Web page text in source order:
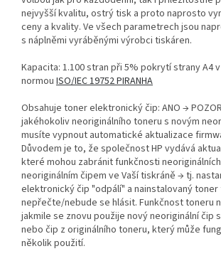
nejvyšší kvalitu, ostrý tisk a proto naprosto
ceny a kvality. Ve všech parametrech jsou
s náplněmi vyráběnými výrobci tiskáren.
Kapacita: 1.100 stran při 5% pokrytí strany A4
normou ISO/IEC 19752 PIRANHA
Obsahuje toner elektronický čip: ANO →
jakéhokoliv neoriginálního toneru s novým
musíte vypnout automatické aktualizace
Důvodem je to, že společnost HP vydává
které mohou zabránit funkčnosti
neoriginálním čipem ve Vaší tiskráně → tj.
elektronický čip "odpálí" a nainstalovaný toner
nepřečte/nebude se hlásit. Funkčnost toneru
jakmile se znovu použije nový neoriginální čip
nebo čip z originálního toneru, který může
několik použití.